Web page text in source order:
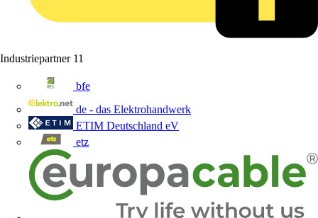
Industriepartner 11
bfe
de - das Elektrohandwerk
ETIM Deutschland eV
etz